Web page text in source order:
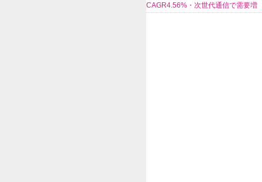
CAGR4.56%・次世代通信で需要増